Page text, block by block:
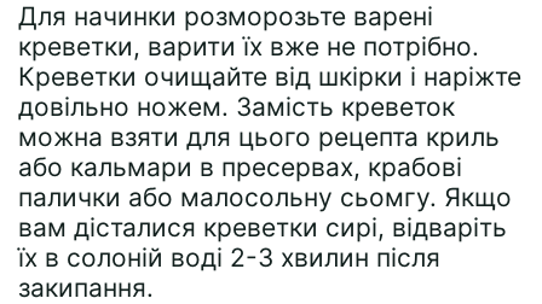
Для начинки розморозьте варені
креветки, варити їх вже не потрібно.
Креветки очищайте від шкірки і наріжте
довільно ножем. Замість креветок
можна взяти для цього рецепта криль
або кальмари в пресервах, крабові
палички або малосольну сьомгу. Якщо
вам дісталися креветки сирі, відваріть
їх в солоній воді 2-3 хвилин після
закипання.